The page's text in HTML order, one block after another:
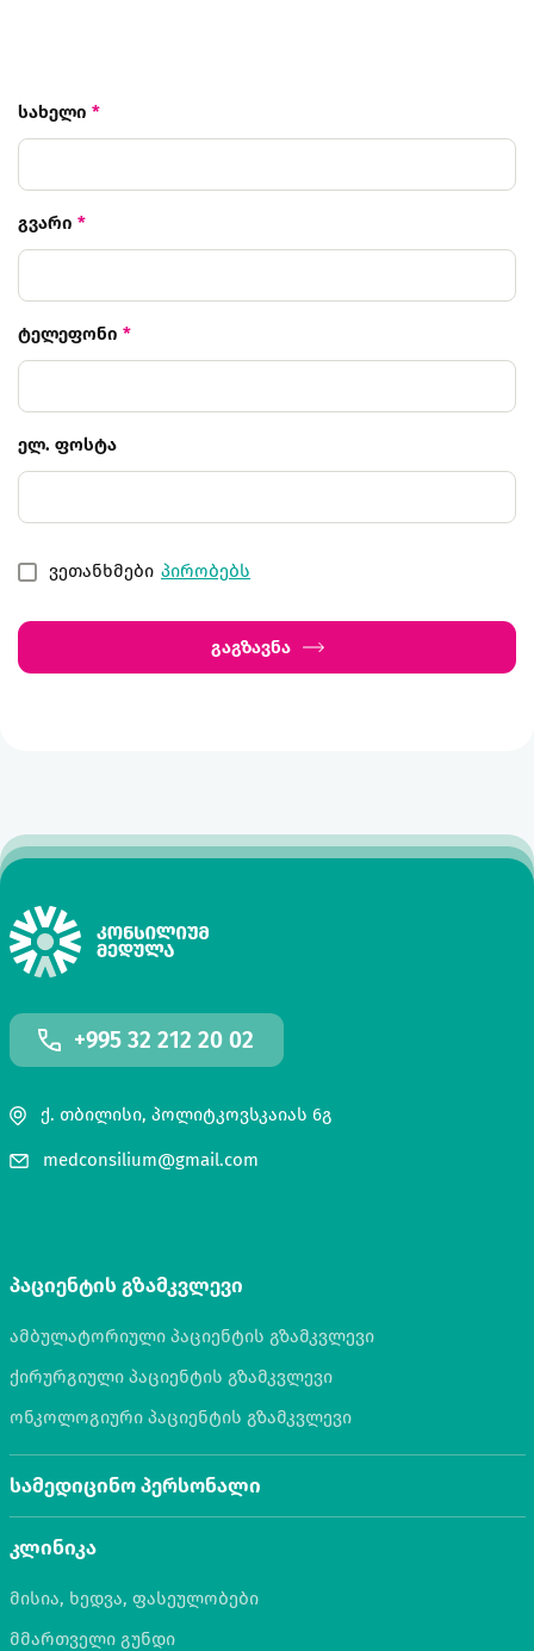
სახელი *
გვარი *
ტელეფონი *
ელ. ფოსტა
ვეთანხმები პირობებს
გაგზავნა
+995 32 212 20 02
ქ. თბილისი, პოლიტკოვსკაიას 6გ
medconsilium@gmail.com
პაციენტის გზამკვლევი
ამბულატორიული პაციენტის გზამკვლევი
ქირურგიული პაციენტის გზამკვლევი
ონკოლოგიური პაციენტის გზამკვლევი
სამედიცინო პერსონალი
კლინიკა
მისია, ხედვა, ფასეულობები
მმართველი გუნდი